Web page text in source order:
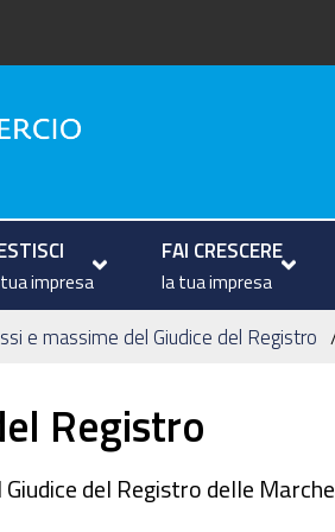
Marche
tua impresa
FAI CRESCERE
la tua impresa
e massime del Giudice del Registro
Registro
del Registro delle Marche